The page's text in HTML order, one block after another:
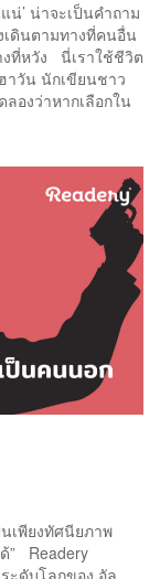
น่’ น่าจะเป็นคำถาม
เดินตามทางที่คนอื่น
งที่หวัง นี่เราใช้ชีวิต
าวัน นักเขียนชาว
องว่าหากเลือกใน
เพียงทัศนียภาพ
” Readery
ะดับโลกของ อัล